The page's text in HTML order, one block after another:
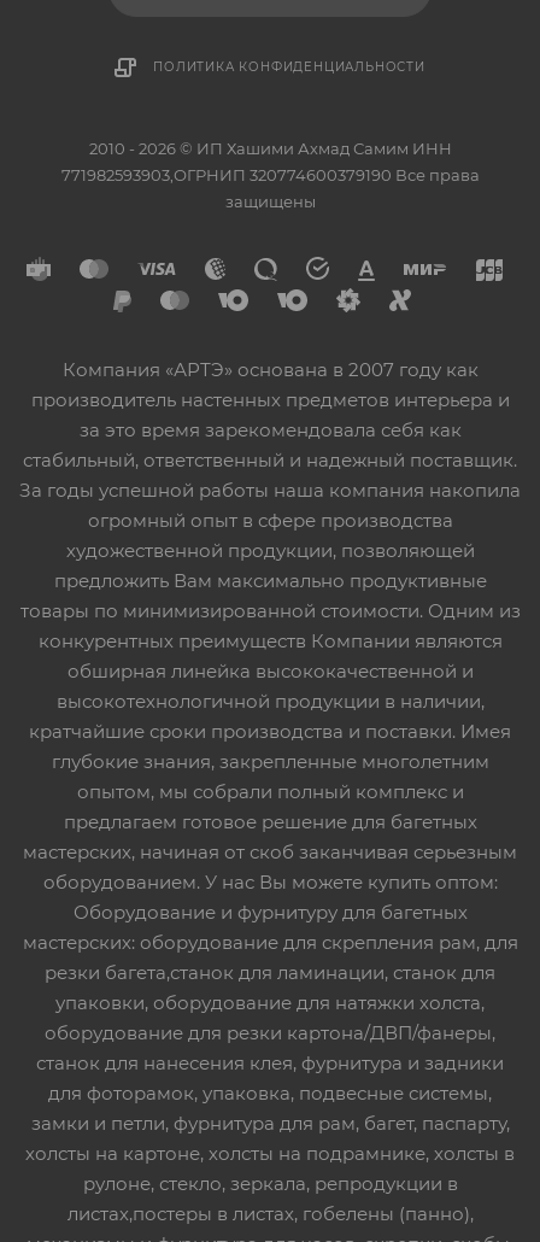
ПОЛИТИКА КОНФИДЕНЦИАЛЬНОСТИ
2010 - 2026 © ИП Хашими Ахмад Самим ИНН
771982593903,ОГРНИП 320774600379190 Все права
защищены
Компания «АРТЭ» основана в 2007 году как
производитель настенных предметов интерьера и
за это время зарекомендовала себя как
стабильный, ответственный и надежный поставщик.
За годы успешной работы наша компания накопила
огромный опыт в сфере производства
художественной продукции, позволяющей
предложить Вам максимально продуктивные
товары по минимизированной стоимости. Одним из
конкурентных преимуществ Компании являются
обширная линейка высококачественной и
высокотехнологичной продукции в наличии,
кратчайшие сроки производства и поставки. Имея
глубокие знания, закрепленные многолетним
опытом, мы собрали полный комплекс и
предлагаем готовое решение для багетных
мастерских, начиная от скоб заканчивая серьезным
оборудованием. У нас Вы можете купить оптом:
Оборудование и фурнитуру для багетных
мастерских: оборудование для скрепления рам, для
резки багета,станок для ламинации, станок для
упаковки, оборудование для натяжки холста,
оборудование для резки картона/ДВП/фанеры,
станок для нанесения клея, фурнитура и задники
для фоторамок, упаковка, подвесные системы,
замки и петли, фурнитура для рам, багет, паспарту,
холсты на картоне, холсты на подрамнике, холсты в
рулоне, стекло, зеркала, репродукции в
листах,постеры в листах, гобелены (панно),